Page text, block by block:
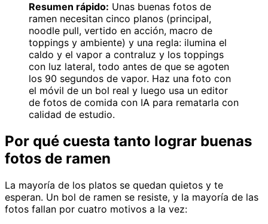
Resumen rápido: Unas buenas fotos de
ramen necesitan cinco planos (principal,
noodle pull, vertido en acción, macro de
toppings y ambiente) y una regla: ilumina el
caldo y el vapor a contraluz y los toppings
con luz lateral, todo antes de que se agoten
los 90 segundos de vapor. Haz una foto con
el móvil de un bol real y luego usa un editor
de fotos de comida con IA para rematarla con
calidad de estudio.
Por qué cuesta tanto lograr buenas
fotos de ramen
La mayoría de los platos se quedan quietos y te
esperan. Un bol de ramen se resiste, y la mayoría de las
fotos fallan por cuatro motivos a la vez: